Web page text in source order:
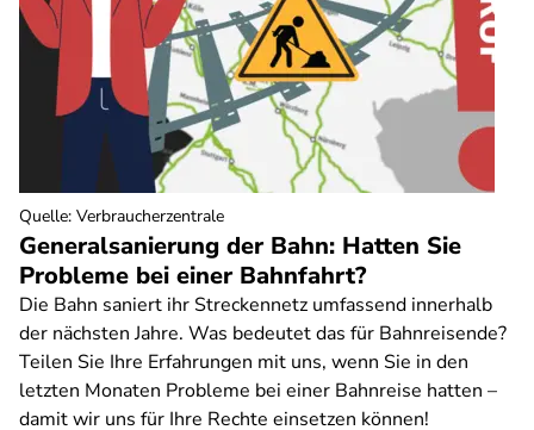
Generalsanierung der Bahn: Hatten Sie
Probleme bei einer Bahnfahrt?
Die Bahn saniert ihr Streckennetz umfassend innerhalb
der nächsten Jahre. Was bedeutet das für Bahnreisende?
Teilen Sie Ihre Erfahrungen mit uns, wenn Sie in den
letzten Monaten Probleme bei einer Bahnreise hatten –
damit wir uns für Ihre Rechte einsetzen können!
Quelle: Verbraucherzentrale